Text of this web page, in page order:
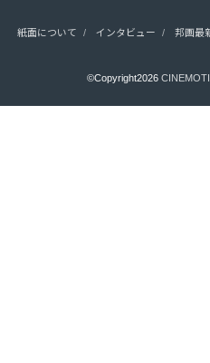
紙面について インタビュー 邦画最
©Copyright2026